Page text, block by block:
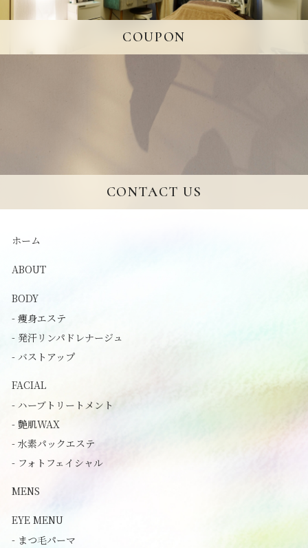
COUPON
CONTACT US
ホーム
ABOUT
BODY
- 痩身エステ
- 発汗リンパドレナージュ
- バストアップ
FACIAL
- ハーブトリートメント
- 艶肌WAX
- 水素パックエステ
- フォトフェイシャル
MENS
EYE MENU
- まつ毛パーマ